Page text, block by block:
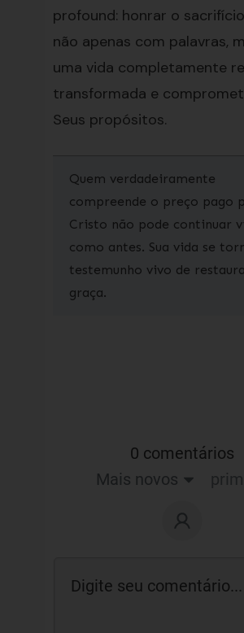
profound: honrar o
não apenas com palavras,
uma vida completamente
transformada e
Seus propósitos.
Quem verdadeiramente
compreende o preço pago
Cristo não pode continuar
como antes. Sua vida se
testemunho vivo de
graça.
0 comentários
Mais novos